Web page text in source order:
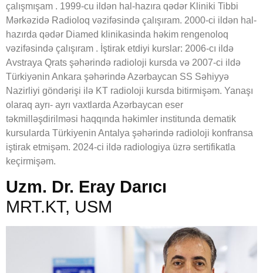
çalışmışam . 1999-cu ildən hal-hazıra qədər Kliniki Tibbi
Mərkəzidə Radioloq vəzifəsində çalışıram. 2000-ci ildən hal-
hazırda qədər Diamed klinikasinda həkim rengenoloq
vəzifəsində çalışıram . İştirak etdiyi kurslar: 2006-cı ildə
Avstraya Qrats şəhərində radioloji kursda və 2007-ci ildə
Türkiyənin Ankara şəhərində Azərbaycan SS Səhiyyə
Nazirliyi göndərişi ilə KT radioloji kursda bitirmişəm. Yanaşı
olaraq ayrı- ayrı vaxtlarda Azərbaycan eser
təkmilləşdirilməsi haqqında həkimler institunda dematik
kursularda Türkiyenin Antalya şəhərində radioloji konfransa
iştirak etmişəm. 2024-ci ildə radiologiya üzrə sertifikatla
keçirmişəm.
Uzm. Dr. Eray Darıcı
MRT.KT, USM